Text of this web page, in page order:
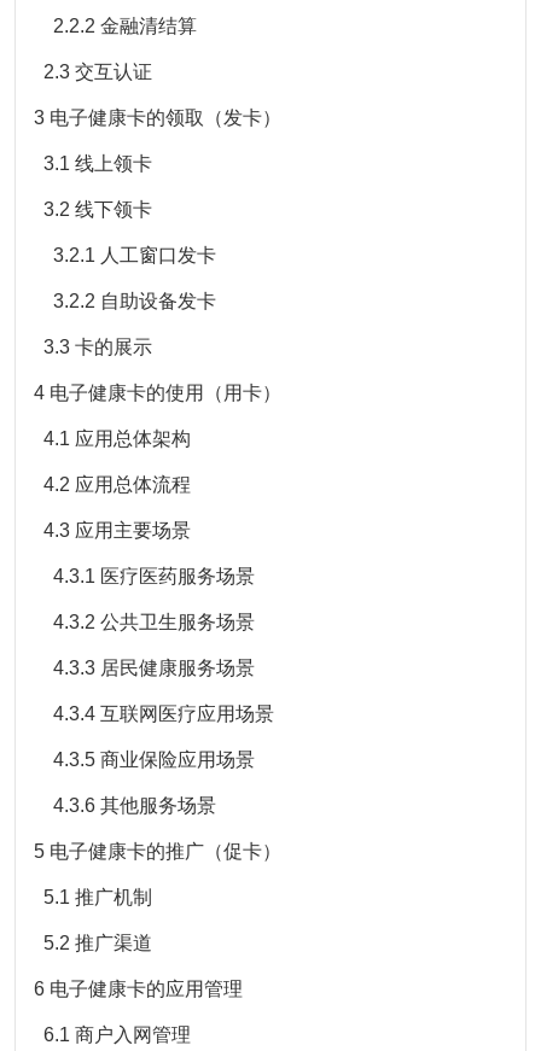
2.2.2 金融清结算
2.3 交互认证
3 电子健康卡的领取（发卡）
3.1 线上领卡
3.2 线下领卡
3.2.1 人工窗口发卡
3.2.2 自助设备发卡
3.3 卡的展示
4 电子健康卡的使用（用卡）
4.1 应用总体架构
4.2 应用总体流程
4.3 应用主要场景
4.3.1 医疗医药服务场景
4.3.2 公共卫生服务场景
4.3.3 居民健康服务场景
4.3.4 互联网医疗应用场景
4.3.5 商业保险应用场景
4.3.6 其他服务场景
5 电子健康卡的推广（促卡）
5.1 推广机制
5.2 推广渠道
6 电子健康卡的应用管理
6.1 商户入网管理